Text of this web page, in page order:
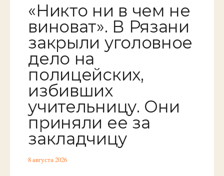
«Никто ни в чем не
виноват». В Рязани
закрыли уголовное
дело на
полицейских,
избивших
учительницу. Они
приняли ее за
закладчицу
8 августа 2026